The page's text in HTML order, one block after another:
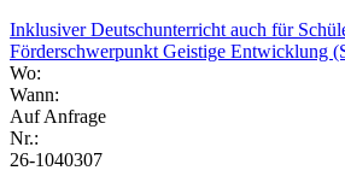
Inklusiver Deutschunterricht auch für
Förderschwerpunkt Geistige Entwicklung
Wo:
Wann:
Auf Anfrage
Nr.:
26-1040307